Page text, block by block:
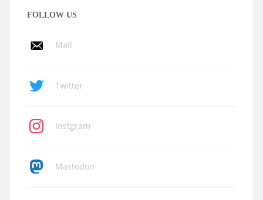
FOLLOW US
Mail
Twitter
Instgram
Mastodon